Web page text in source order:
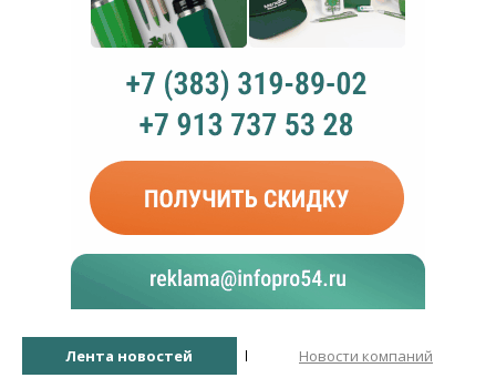
Лента новостей Новости компаний